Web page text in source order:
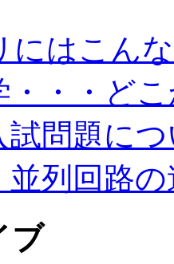
にはこん
・・・ど
試問題に
並列回路
ブ